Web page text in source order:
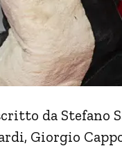
da Stefano
Giorgio